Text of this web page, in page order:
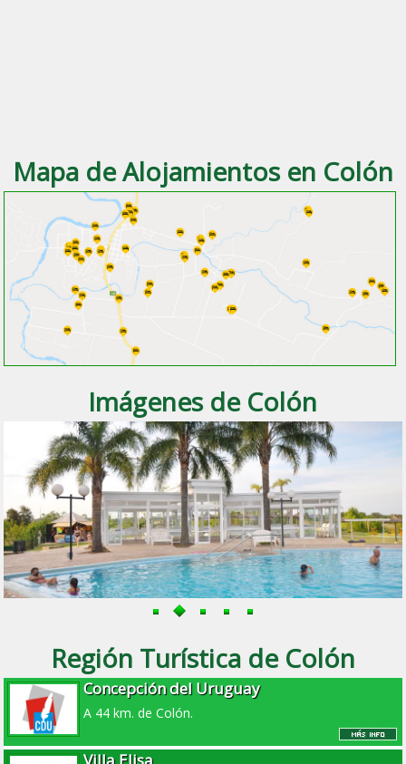
Mapa de Alojamientos en Colón
Imágenes de Colón
Región Turística de Colón
Concepción del Uruguay
A 44 km. de Colón.